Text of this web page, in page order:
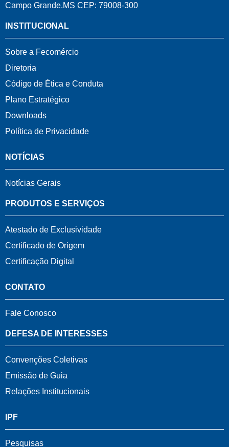
Campo Grande.MS CEP: 79008-300
INSTITUCIONAL
Sobre a Fecomércio
Diretoria
Código de Ética e Conduta
Plano Estratégico
Downloads
Política de Privacidade
NOTÍCIAS
Notícias Gerais
PRODUTOS E SERVIÇOS
Atestado de Exclusividade
Certificado de Origem
Certificação Digital
CONTATO
Fale Conosco
DEFESA DE INTERESSES
Convenções Coletivas
Emissão de Guia
Relações Institucionais
IPF
Pesquisas